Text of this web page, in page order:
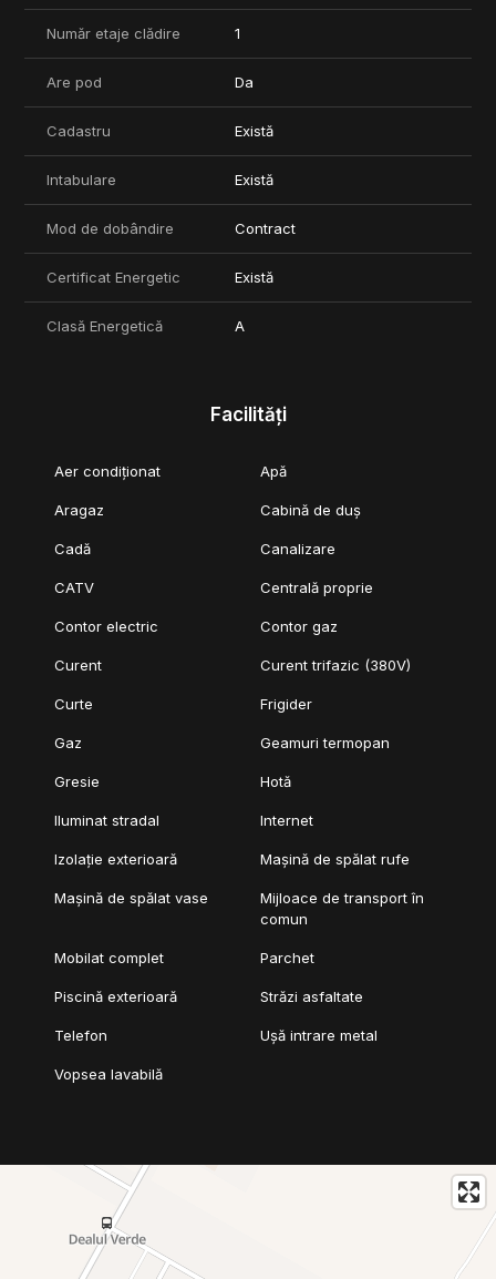
Număr etaje clădire 1
Are pod Da
Cadastru Există
Intabulare Există
Mod de dobândire Contract
Certificat Energetic Există
Clasă Energetică A
Facilități
Aer condiționat Apă
Aragaz Cabină de duș
Cadă Canalizare
CATV Centrală proprie
Contor electric Contor gaz
Curent Curent trifazic (380V)
Curte Frigider
Gaz Geamuri termopan
Gresie Hotă
Iluminat stradal Internet
Izolație exterioară Mașină de spălat rufe
Mașină de spălat vase
Mijloace de transport în
comun
Mobilat complet Parchet
Piscină exterioară Străzi asfaltate
Telefon Ușă intrare metal
Vopsea lavabilă